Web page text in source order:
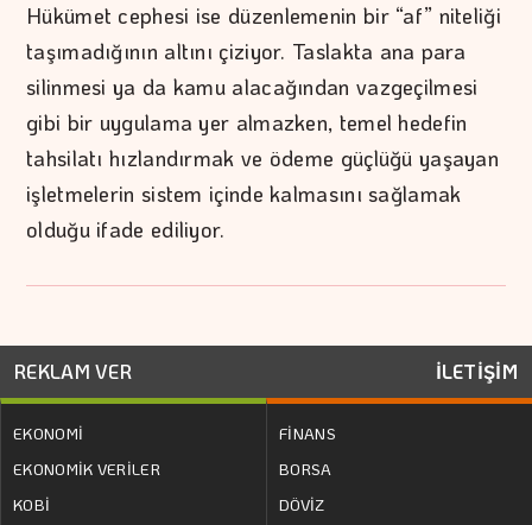
Hükümet cephesi ise düzenlemenin bir “af” niteliği
taşımadığının altını çiziyor. Taslakta ana para
silinmesi ya da kamu alacağından vazgeçilmesi
gibi bir uygulama yer almazken, temel hedefin
tahsilatı hızlandırmak ve ödeme güçlüğü yaşayan
işletmelerin sistem içinde kalmasını sağlamak
olduğu ifade ediliyor.
REKLAM VER İLETİŞİM
EKONOMİ
EKONOMİK VERİLER
KOBİ
FİNANS
BORSA
DÖVİZ